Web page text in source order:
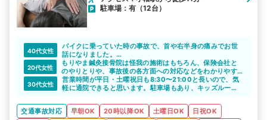
駐車場：有（12台）
40代女性
バイクに乗っていた時の事故で、首や右半身の痛みでお世
話になりました。
週末も開いていますし、平日も仕事終わりに行ける時間ま
で開いていたためとても通いやすかったです。
20代女性
もりやま鍼灸接骨院は怪我の施術はもちろん、保険会社と
のやりとりや、事故後の各方面への対応などをわかりやす
く教えてくれたので嬉しかったです。
30代女性
営業時間が平日・土曜祝日も8:30〜21:00と長いので、気
軽に通院できると思います。駐車場もあり、キッズルーム
ね。
交通事故対応 早朝OK 20時以降OK 土曜日OK
日祝OK